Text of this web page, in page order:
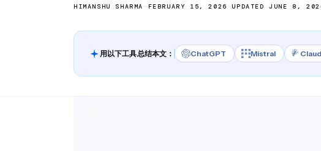
HIMANSHU SHARMA—FEBRUARY 15, 2026—UPDATED JUNE 8,
用以下工具总结本文： ChatGPT Mistral